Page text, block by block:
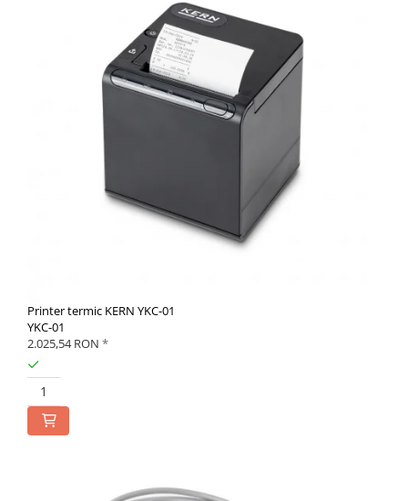
Printer termic KERN YKC-01
YKC-01
2.025,54 RON *